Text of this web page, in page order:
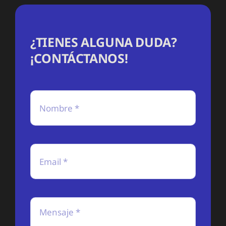
¿TIENES ALGUNA DUDA?
¡CONTÁCTANOS!